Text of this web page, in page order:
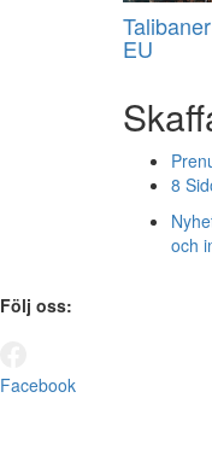
EU
8
och
Följ oss:
Facebook